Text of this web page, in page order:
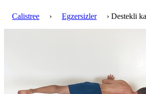
Calistree › Egzersizler › Destekli